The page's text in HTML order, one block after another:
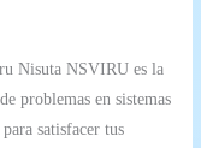
Nisuta NSVIRU es la
problemas en sistemas
satisfacer tus